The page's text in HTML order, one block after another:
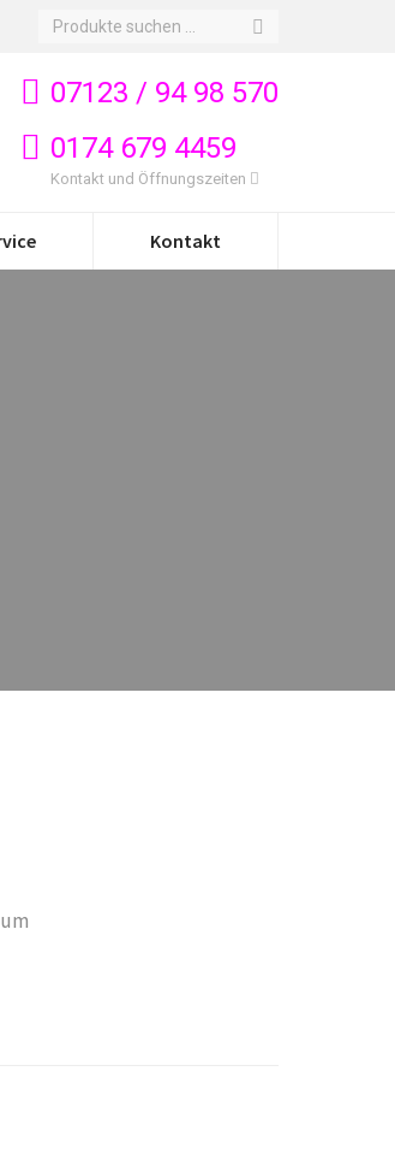
Search:
07123 / 94 98 570
0174 679 4459
Kontakt und Öffnungszeiten
Kontakt